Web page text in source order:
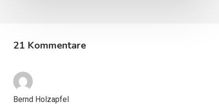
21 Kommentare
Bernd Holzapfel